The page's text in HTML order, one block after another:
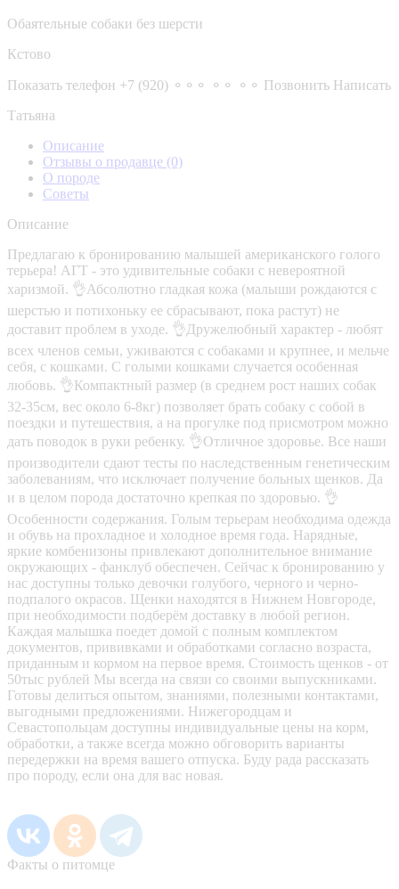
Обаятельные собаки без шерсти
Кстово
Показать телефон +7 (920) ⚬⚬⚬ ⚬⚬ ⚬⚬ Позвонить Написать
Татьяна
Описание
Отзывы о продавце (0)
О породе
Советы
Описание
Предлагаю к бронированию малышей американского голого
терьера! АГТ - это удивительные собаки с невероятной
харизмой. 👌Абсолютно гладкая кожа (малыши рождаются с
шерстью и потихоньку ее сбрасывают, пока растут) не
доставит проблем в уходе. 👌Дружелюбный характер - любят
всех членов семьи, уживаются с собаками и крупнее, и мельче
себя, с кошками. С голыми кошками случается особенная
любовь. 👌Компактный размер (в среднем рост наших собак
32-35см, вес около 6-8кг) позволяет брать собаку с собой в
поездки и путешествия, а на прогулке под присмотром можно
дать поводок в руки ребенку. 👌Отличное здоровье. Все наши
производители сдают тесты по наследственным генетическим
заболеваниям, что исключает получение больных щенков. Да
и в целом порода достаточно крепкая по здоровью. 👌
Особенности содержания. Голым терьерам необходима одежда
и обувь на прохладное и холодное время года. Нарядные,
яркие комбенизоны привлекают дополнительное внимание
окружающих - фанклуб обеспечен. Сейчас к бронированию у
нас доступны только девочки голубого, черного и черно-
подпалого окрасов. Щенки находятся в Нижнем Новгороде,
при необходимости подберём доставку в любой регион.
Каждая малышка поедет домой с полным комплектом
документов, прививками и обработками согласно возраста,
приданным и кормом на первое время. Стоимость щенков - от
50тыс рублей Мы всегда на связи со своими выпускниками.
Готовы делиться опытом, знаниями, полезными контактами,
выгодными предложениями. Нижегородцам и
Севастопольцам доступны индивидуальные цены на корм,
обработки, а также всегда можно обговорить варианты
передержки на время вашего отпуска. Буду рада рассказать
про породу, если она для вас новая.
Факты о питомце